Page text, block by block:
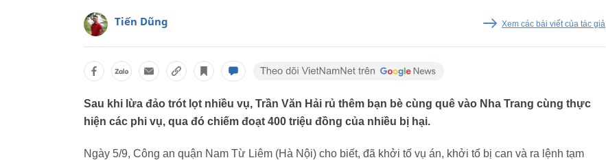
Tiến Dũng Xem các bài viết của tác giả
Sau khi lừa đảo trót lọt nhiều vụ, Trần Văn Hải rủ thêm bạn bè cùng quê vào Nha Trang cùng thực
hiện các phi vụ, qua đó chiếm đoạt 400 triệu đồng của nhiều bị hại.
Ngày 5/9, Công an quận Nam Từ Liêm (Hà Nội) cho biết, đã khởi tố vụ án, khởi tố bị can và ra lệnh tạm